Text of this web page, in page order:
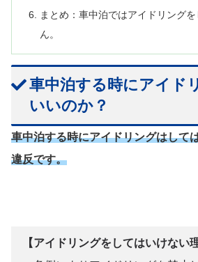
まとめ：車中泊ではアイドリング
ん。
車中泊する時にアイド
いいのか？
車中泊する時にアイドリングはして
違反です。
【アイドリングをしてはいけない